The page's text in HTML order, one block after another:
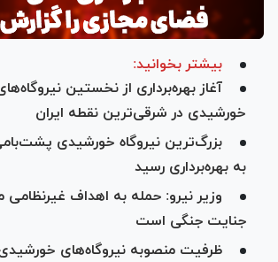
بیشتر بخوانید:
آغاز بهره‌برداری از نخستین
خورشیدی در شرقی‌ترین نقطه ایران
بزرگ‌ترین نیروگاه خورشیدی
به بهره‌برداری رسید
وزیر نیرو: حمله به اهداف
جنایت جنگی است
ظرفیت منصوبه نیروگاه‌های